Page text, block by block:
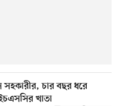
চার বছর ধরে
খাতা